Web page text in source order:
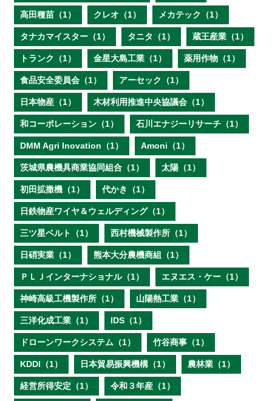
高田種苗（1） クレオ（1） メカテック（1）
タナカマイスター（1） タニタ（1） 蔵王産業（1）
トランク（1） 金星大島工業（1） 薬用作物（1）
食品安全委員会（1） アーセック（1）
日本物産（1） 木材利用推進中央協議会（1）
和コーポレーション（1） 石川エナジーリサーチ（1）
DMM Agri Inovation（1） Amoni（1）
茨城県農機具商業協同組合（1） 太陽（1）
初田拡撒機（1） 代かき（1）
日鉄物産ワイヤ＆ウェルディング（1）
三ツ星ベルト（1） 西村機械製作所（1）
日硝実業（1） 熊本大分農機商組（1）
ＰＬＪインターナショナル（1） エヌエス・ケー（1）
神崎高級工機製作所（1） 山陽熱工業（1）
三洋化成工業（1） IDS（1）
ドローンワークシステム（1） 竹谷商事（1）
KDDI（1） 日本貿易振興機構（1） 農林業（1）
経営所得安定（1） 令和３年産（1）